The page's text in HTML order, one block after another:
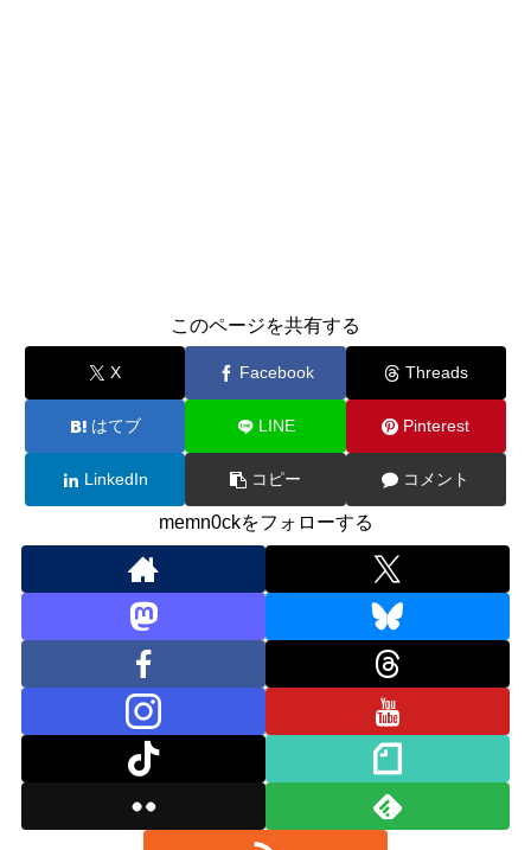
このページを共有する
X Facebook Threads
はてブ LINE Pinterest
LinkedIn コピー コメント
memn0ckをフォローする